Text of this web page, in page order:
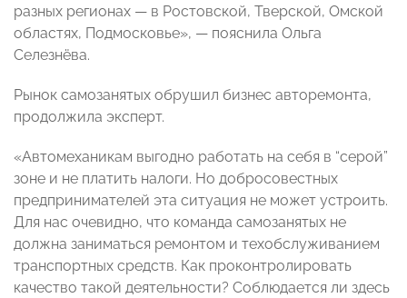
разных регионах — в Ростовской, Тверской, Омской
областях, Подмосковье», — пояснила Ольга
Селезнёва.
Рынок самозанятых обрушил бизнес авторемонта,
продолжила эксперт.
«Автомеханикам выгодно работать на себя в “серой”
зоне и не платить налоги. Но добросовестных
предпринимателей эта ситуация не может устроить.
Для нас очевидно, что команда самозанятых не
должна заниматься ремонтом и техобслуживанием
транспортных средств. Как проконтролировать
качество такой деятельности? Соблюдается ли здесь